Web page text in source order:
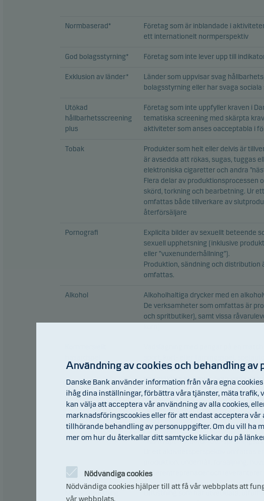
Normbaserad*
Företag som är inblandade i
ett internationelt normperspektiv
God bolagsstyrning* Företag som inte lever upp till
Exklusion av länder*
Länder som uppvisar svag
bolagsstyrning eller har svaga
Utökad
hållbarhetsscreening
plus
Företag som inte uppfyller kraven i
tematiska screening med skärpta
aktiviteter som anses oacceptabla i
Tobak
Produkter som helt eller delvis är
är avsedda att rökas, sugas, tuggas
elektroniska cigaretter och andra
Flera delar av produktionsprocessen
skörd, torkning och bearbetning. Ur
omfattas både tillverkare av
återförsäljare
Pornografi
Explicita bilder av sexuellt beteende
sexuell upphetsning (inklusive
eller ”vuxenunderhållning”).
Produktion, sändning och distribution
omfattas.
Alkohol
Alkoholhaltiga drycker med en
De verksamheter som omfattas är
och spritbutiker), samt vissa
produktionsaktiviteter omfattas
spelmäklare etc) men även vissa
Kontroversiella vapen
• Personminor
• Biologiska vapen
• Kemiska vapen
• Klustervapen
• Kärnvapen utanför icke-
underentreprenader och leverantörer
Militär utrustning
Utrustning som har utvecklats,
Användning av cookies och behandling
Danske Bank använder information från våra egna
ihåg dina inställningar, förbättra våra tjänster, mäta
kan välja att acceptera vår användning av alla cookies,
marknadsföringscookies eller för att endast acceptera
tillhörande behandling av personuppgifter. Om du vill ha
mer om hur du återkallar ditt samtycke klickar du på
Nödvändiga cookies
Nödvändiga cookies hjälper till att få vår webbplats att
vår webbplats.